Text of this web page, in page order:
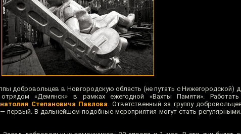
добровольцев в Новгородскую область (не путать с Нижегородской)
«Демянск» в рамках ежегодной «Вахты Памяти».
Степановича Павлова. Ответственный за группу
первый. В дальнейшем подобные мероприятия могут стать